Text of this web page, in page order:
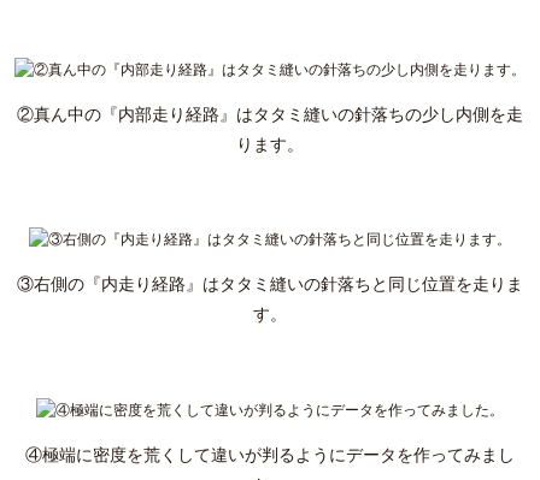
②真ん中の『内部走り経路』はタタミ縫いの針落ちの少し内側を走
ります。
③右側の『内走り経路』はタタミ縫いの針落ちと同じ位置を走りま
す。
④極端に密度を荒くして違いが判るようにデータを作ってみまし